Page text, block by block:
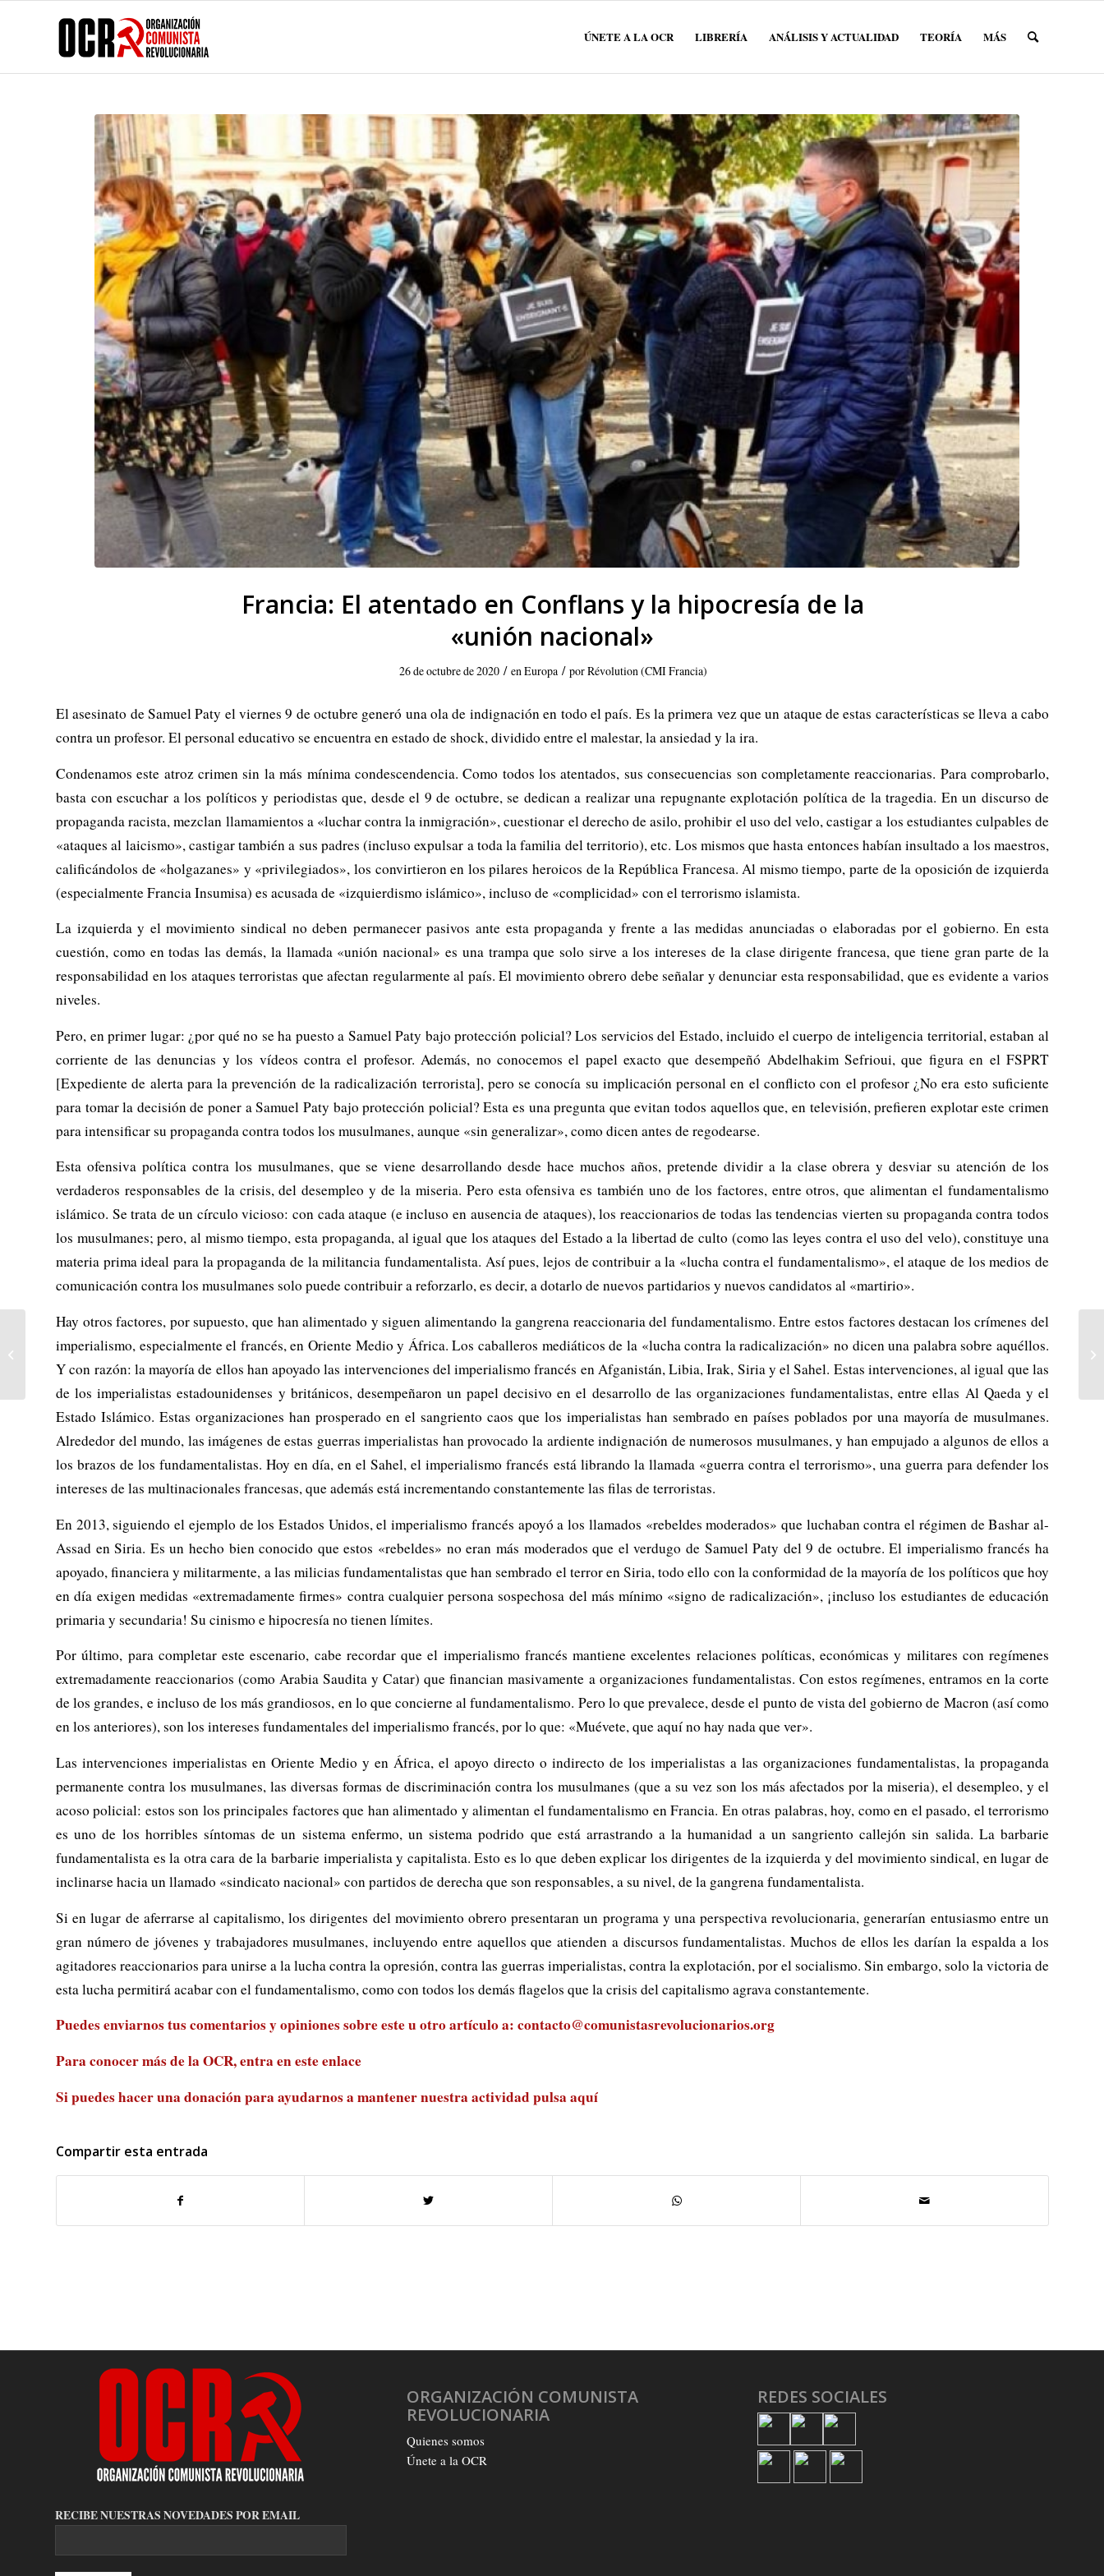
ÚNETE A LA OCR LIBRERÍA ANÁLISIS Y ACTUALIDAD TEORÍA MÁS
Francia: El atentado en Conflans y la hipocresía de la
«unión nacional»
26 de octubre de 2020 / enEuropa / porRévolution (CMI Francia)
El asesinato de Samuel Paty el viernes 9 de octubre generó una ola de indignación en todo el país. Es la primera vez que un ataque de estas características se lleva a cabo
contra un profesor. El personal educativo se encuentra en estado de shock, dividido entre el malestar, la ansiedad y la ira.
Condenamos este atroz crimen sin la más mínima condescendencia. Como todos los atentados, sus consecuencias son completamente reaccionarias. Para comprobarlo,
basta con escuchar a los políticos y periodistas que, desde el 9 de octubre, se dedican a realizar una repugnante explotación política de la tragedia. En un discurso de
propaganda racista, mezclan llamamientos a «luchar contra la inmigración», cuestionar el derecho de asilo, prohibir el uso del velo, castigar a los estudiantes culpables de
«ataques al laicismo», castigar también a sus padres (incluso expulsar a toda la familia del territorio), etc. Los mismos que hasta entonces habían insultado a los maestros,
calificándolos de «holgazanes» y «privilegiados», los convirtieron en los pilares heroicos de la República Francesa. Al mismo tiempo, parte de la oposición de izquierda
(especialmente Francia Insumisa) es acusada de «izquierdismo islámico», incluso de «complicidad» con el terrorismo islamista.
La izquierda y el movimiento sindical no deben permanecer pasivos ante esta propaganda y frente a las medidas anunciadas o elaboradas por el gobierno. En esta
cuestión, como en todas las demás, la llamada «unión nacional» es una trampa que solo sirve a los intereses de la clase dirigente francesa, que tiene gran parte de la
responsabilidad en los ataques terroristas que afectan regularmente al país. El movimiento obrero debe señalar y denunciar esta responsabilidad, que es evidente a varios
niveles.
Pero, en primer lugar: ¿por qué no se ha puesto a Samuel Paty bajo protección policial? Los servicios del Estado, incluido el cuerpo de inteligencia territorial, estaban al
corriente de las denuncias y los vídeos contra el profesor. Además, no conocemos el papel exacto que desempeñó Abdelhakim Sefrioui, que figura en el FSPRT
[Expediente de alerta para la prevención de la radicalización terrorista], pero se conocía su implicación personal en el conflicto con el profesor ¿No era esto suficiente
para tomar la decisión de poner a Samuel Paty bajo protección policial? Esta es una pregunta que evitan todos aquellos que, en televisión, prefieren explotar este crimen
para intensificar su propaganda contra todos los musulmanes, aunque «sin generalizar», como dicen antes de regodearse.
Esta ofensiva política contra los musulmanes, que se viene desarrollando desde hace muchos años, pretende dividir a la clase obrera y desviar su atención de los
verdaderos responsables de la crisis, del desempleo y de la miseria. Pero esta ofensiva es también uno de los factores, entre otros, que alimentan el fundamentalismo
islámico. Se trata de un círculo vicioso: con cada ataque (e incluso en ausencia de ataques), los reaccionarios de todas las tendencias vierten su propaganda contra todos
los musulmanes; pero, al mismo tiempo, esta propaganda, al igual que los ataques del Estado a la libertad de culto (como las leyes contra el uso del velo), constituye una
materia prima ideal para la propaganda de la militancia fundamentalista. Así pues, lejos de contribuir a la «lucha contra el fundamentalismo», el ataque de los medios de
comunicación contra los musulmanes solo puede contribuir a reforzarlo, es decir, a dotarlo de nuevos partidarios y nuevos candidatos al «martirio».
Hay otros factores, por supuesto, que han alimentado y siguen alimentando la gangrena reaccionaria del fundamentalismo. Entre estos factores destacan los crímenes del
imperialismo, especialmente el francés, en Oriente Medio y África. Los caballeros mediáticos de la «lucha contra la radicalización» no dicen una palabra sobre aquéllos.
Y con razón: la mayoría de ellos han apoyado las intervenciones del imperialismo francés en Afganistán, Libia, Irak, Siria y el Sahel. Estas intervenciones, al igual que las
de los imperialistas estadounidenses y británicos, desempeñaron un papel decisivo en el desarrollo de las organizaciones fundamentalistas, entre ellas Al Qaeda y el
Estado Islámico. Estas organizaciones han prosperado en el sangriento caos que los imperialistas han sembrado en países poblados por una mayoría de musulmanes.
Alrededor del mundo, las imágenes de estas guerras imperialistas han provocado la ardiente indignación de numerosos musulmanes, y han empujado a algunos de ellos a
los brazos de los fundamentalistas. Hoy en día, en el Sahel, el imperialismo francés está librando la llamada «guerra contra el terrorismo», una guerra para defender los
intereses de las multinacionales francesas, que además está incrementando constantemente las filas de terroristas.
En 2013, siguiendo el ejemplo de los Estados Unidos, el imperialismo francés apoyó a los llamados «rebeldes moderados» que luchaban contra el régimen de Bashar al-
Assad en Siria. Es un hecho bien conocido que estos «rebeldes» no eran más moderados que el verdugo de Samuel Paty del 9 de octubre. El imperialismo francés ha
apoyado, financiera y militarmente, a las milicias fundamentalistas que han sembrado el terror en Siria, todo ello con la conformidad de la mayoría de los políticos que hoy
en día exigen medidas «extremadamente firmes» contra cualquier persona sospechosa del más mínimo «signo de radicalización», ¡incluso los estudiantes de educación
primaria y secundaria! Su cinismo e hipocresía no tienen límites.
Por último, para completar este escenario, cabe recordar que el imperialismo francés mantiene excelentes relaciones políticas, económicas y militares con regímenes
extremadamente reaccionarios (como Arabia Saudita y Catar) que financian masivamente a organizaciones fundamentalistas. Con estos regímenes, entramos en la corte
de los grandes, e incluso de los más grandiosos, en lo que concierne al fundamentalismo. Pero lo que prevalece, desde el punto de vista del gobierno de Macron (así como
en los anteriores), son los intereses fundamentales del imperialismo francés, por lo que: «Muévete, que aquí no hay nada que ver».
Las intervenciones imperialistas en Oriente Medio y en África, el apoyo directo o indirecto de los imperialistas a las organizaciones fundamentalistas, la propaganda
permanente contra los musulmanes, las diversas formas de discriminación contra los musulmanes (que a su vez son los más afectados por la miseria), el desempleo, y el
acoso policial: estos son los principales factores que han alimentado y alimentan el fundamentalismo en Francia. En otras palabras, hoy, como en el pasado, el terrorismo
es uno de los horribles síntomas de un sistema enfermo, un sistema podrido que está arrastrando a la humanidad a un sangriento callejón sin salida. La barbarie
fundamentalista es la otra cara de la barbarie imperialista y capitalista. Esto es lo que deben explicar los dirigentes de la izquierda y del movimiento sindical, en lugar de
inclinarse hacia un llamado «sindicato nacional» con partidos de derecha que son responsables, a su nivel, de la gangrena fundamentalista.
Si en lugar de aferrarse al capitalismo, los dirigentes del movimiento obrero presentaran un programa y una perspectiva revolucionaria, generarían entusiasmo entre un
gran número de jóvenes y trabajadores musulmanes, incluyendo entre aquellos que atienden a discursos fundamentalistas. Muchos de ellos les darían la espalda a los
agitadores reaccionarios para unirse a la lucha contra la opresión, contra las guerras imperialistas, contra la explotación, por el socialismo. Sin embargo, solo la victoria de
esta lucha permitirá acabar con el fundamentalismo, como con todos los demás flagelos que la crisis del capitalismo agrava constantemente.
Puedes enviarnos tus comentarios y opiniones sobre este u otro artículo a: contacto@comunistasrevolucionarios.org
Para conocer más de la OCR, entra eneste enlace
Si puedes hacer una donación para ayudarnos a mantener nuestra actividad pulsa aquí
Compartir esta entrada
RECIBE NUESTRAS NOVEDADES POR EMAIL
ORGANIZACIÓN COMUNISTA
REVOLUCIONARIA
Quienes somos
Únete a la OCR
REDES SOCIALES
Ante las
recomendaciones del
Pacto de Toledo – Menos